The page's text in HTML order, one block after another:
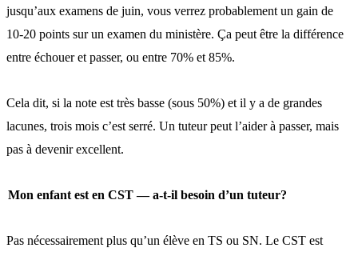
jusqu’aux examens de juin, vous verrez probablement un gain de
10-20 points sur un examen du ministère. Ça peut être la différence
entre échouer et passer, ou entre 70% et 85%.
Cela dit, si la note est très basse (sous 50%) et il y a de grandes
lacunes, trois mois c’est serré. Un tuteur peut l’aider à passer, mais
pas à devenir excellent.
Mon enfant est en CST — a-t-il besoin d’un tuteur?
Pas nécessairement plus qu’un élève en TS ou SN. Le CST est